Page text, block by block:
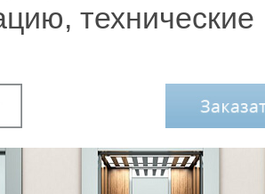
технические